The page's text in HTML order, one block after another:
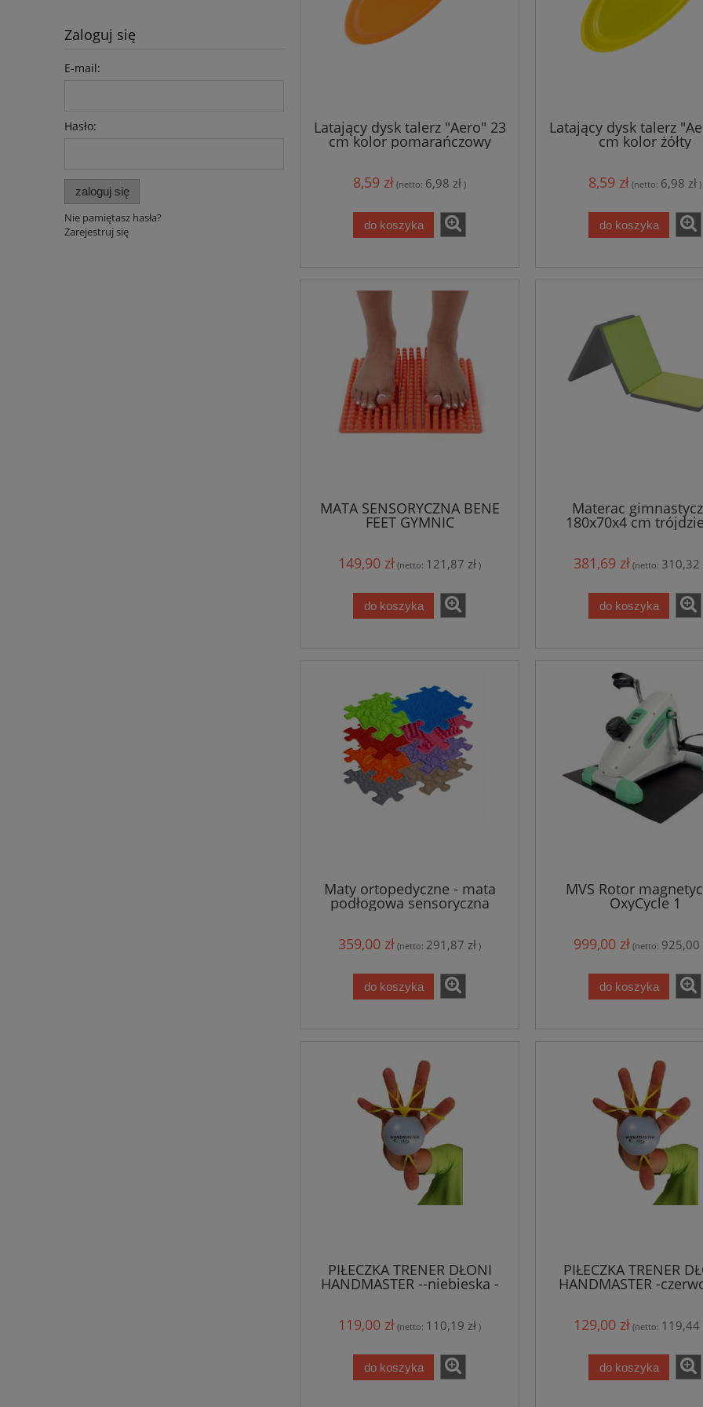
Zaloguj się
E-mail:
Hasło:
zaloguj się
Nie pamiętasz hasła?
Zarejestruj się
Latający dysk talerz "Aero" 23
cm kolor pomarańczowy
8,59 zł (netto: 6,98 zł )
do koszyka
Latający dysk talerz
cm kolor żółty
8,59 zł (netto: 6,98 zł )
do koszyka
MATA SENSORYCZNA BENE
FEET GYMNIC
149,90 zł (netto: 121,87 zł )
do koszyka
Materac
180x70x4 cm
odcienie
381,69 zł (netto: 310,32
do koszyka
Maty ortopedyczne - mata
podłogowa sensoryczna
zestaw 8 sztuk
359,00 zł (netto: 291,87 zł )
do koszyka
MVS Rotor
OxyCycle 1
999,00 zł (netto: 925,00
do koszyka
PIŁECZKA TRENER DŁONI
HANDMASTER --niebieska -
119,00 zł (netto: 110,19 zł )
do koszyka
PIŁECZKA TRENER
HANDMASTER -
129,00 zł (netto: 119,44
do koszyka